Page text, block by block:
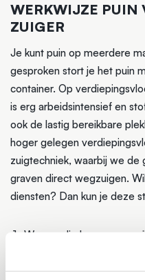
WERKWIJZE PUIN
ZUIGER
Je kunt puin op meerdere
gesproken stort je het puin
container. Op
is erg arbeidsintensief en
ook de lastig bereikbare
hoger gelegen
zuigtechniek, waarbij we
graven direct wegzuigen.
diensten? Dan kun je deze
Waar nodig brengen we
De zuigwagen wordt zo